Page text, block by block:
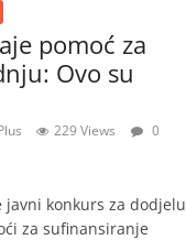
pomoć za
Ovo su
229 Views
0
javni konkurs za dodjelu
za sufinansiranje